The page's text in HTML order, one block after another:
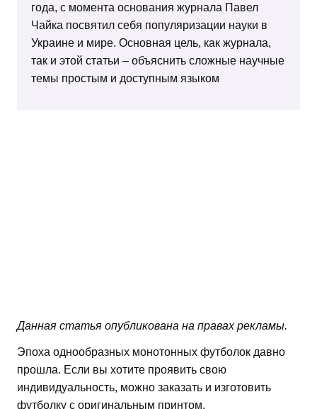
года, с момента основания журнала Павел
Чайка посвятил себя популяризации науки в
Украине и мире. Основная цель, как журнала,
так и этой статьи – объяснить сложные научные
темы простым и доступным языком
Данная статья опубликована на правах рекламы.
Эпоха однообразных монотонных футболок давно
прошла. Если вы хотите проявить свою
индивидуальность, можно заказать и изготовить
футболку с оригинальным принтом.